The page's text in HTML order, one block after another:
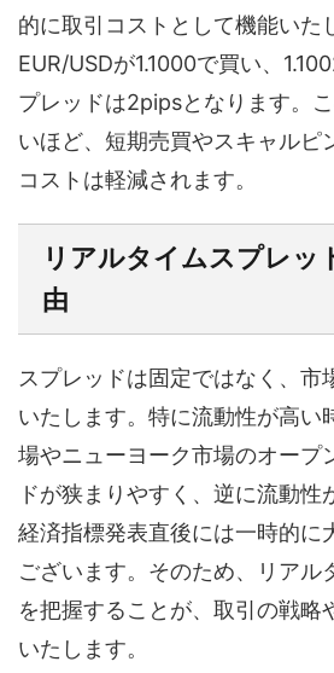
的に取引コストとして機能いた
EUR/USDが1.1000で買い、
プレッドは2pipsとなります。
いほど、短期売買やスキャルピ
コストは軽減されます。
リアルタイムスプレッ
由
スプレッドは固定ではなく、市
いたします。特に流動性が高い
場やニューヨーク市場のオープ
ドが狭まりやすく、逆に流動性
経済指標発表直後には一時的に
ございます。そのため、リアル
を把握することが、取引の戦略
いたします。